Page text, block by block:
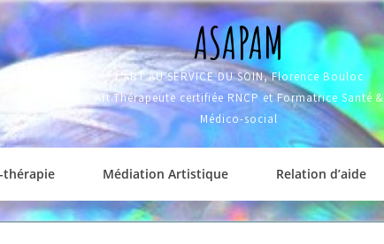
ASAPAM
L'ART AU SERVICE DU SOIN, Florence Bouloc
Art.Thérapeute certifiée RNCP et Formatrice Santé &
Médico-social
thérapie Médiation Artistique Relation d’aide